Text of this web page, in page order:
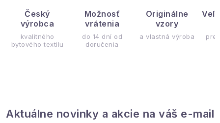
Český
výrobca
kvalitného
bytového textilu
Možnosť
vrátenia
do 14 dní od
doručenia
Originálne
vzory
a vlastná výroba pre
Aktuálne novinky a akcie na váš e-mail